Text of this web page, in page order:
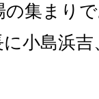
集まり
小島浜